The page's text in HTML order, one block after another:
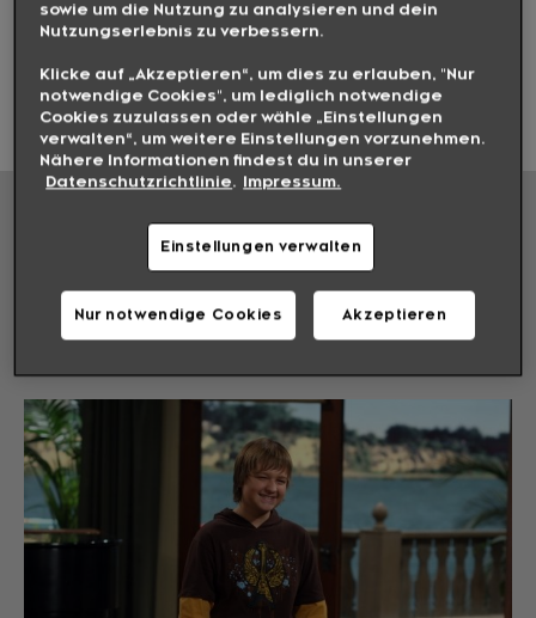
07.08 08.08 09.08
23:54
EPISODENGUIDE
STAFFEL 6
sowie um die Nutzung zu analysieren und dein
Nutzungserlebnis zu verbessern.
Klicke auf „Akzeptieren“, um dies zu erlauben, "Nur
notwendige Cookies", um lediglich notwendige
Cookies zuzulassen oder wähle „Einstellungen
verwalten“, um weitere Einstellungen vorzunehmen.
Nähere Informationen findest du in unserer
Datenschutzrichtlinie. Impressum.
Einstellungen verwalten
Nur notwendige Cookies Akzeptieren